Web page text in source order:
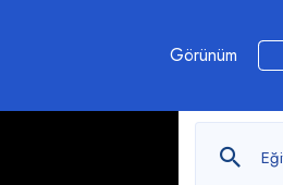
Görünüm
Awning
Casement